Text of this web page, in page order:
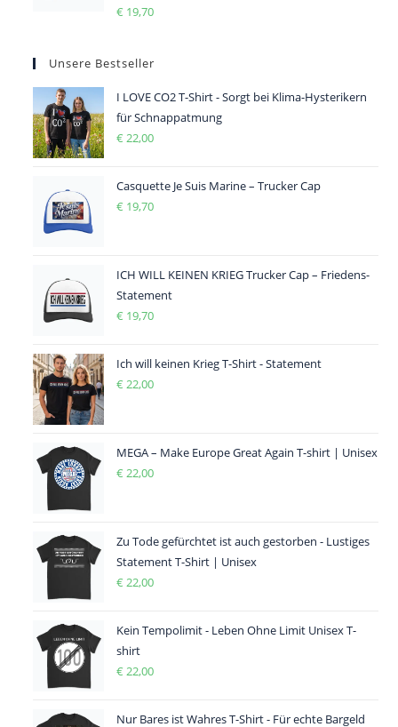
€ 19,70
Unsere Bestseller
I LOVE CO2 T-Shirt - Sorgt bei Klima-Hysterikern
für Schnappatmung
€ 22,00
Casquette Je Suis Marine – Trucker Cap
€ 19,70
ICH WILL KEINEN KRIEG Trucker Cap – Friedens-
Statement
€ 19,70
Ich will keinen Krieg T-Shirt - Statement
€ 22,00
MEGA – Make Europe Great Again T-shirt | Unisex
€ 22,00
Zu Tode gefürchtet ist auch gestorben - Lustiges
Statement T-Shirt | Unisex
€ 22,00
Kein Tempolimit - Leben Ohne Limit Unisex T-
shirt
€ 22,00
Nur Bares ist Wahres T-Shirt - Für echte Bargeld